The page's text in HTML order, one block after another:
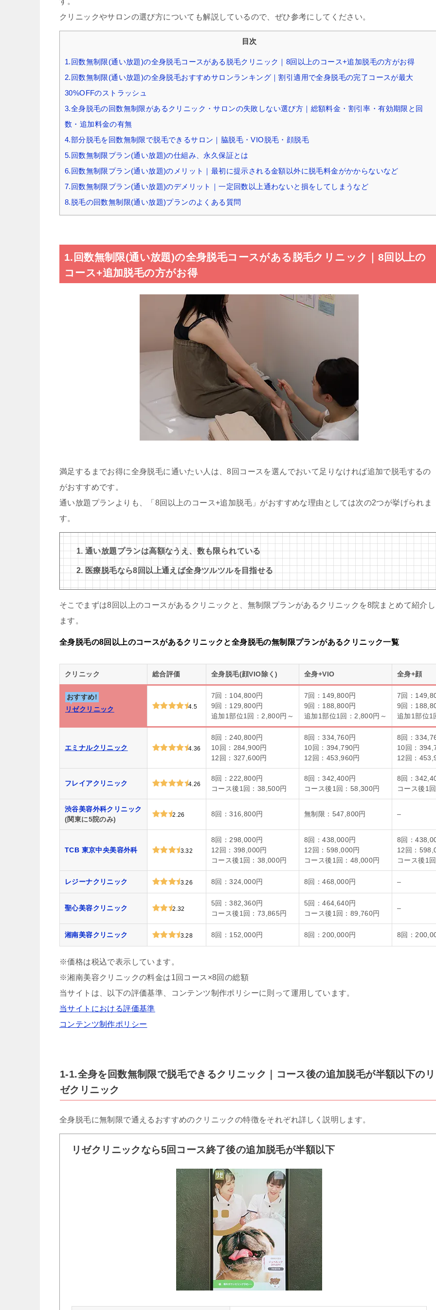
クリニックやサロンの選び方についても解説しているので、ぜひ参考にしてください。
目次
1.回数無制限(通い放題)の全身脱毛コースがある脱毛クリニック｜8回以上のコース+追加脱毛の方がお得
2.回数無制限(通い放題)の全身脱毛おすすめサロンランキング｜割引適用で全身脱毛の完了コースが最大
30%OFFのストラッシュ
3.全身脱毛の回数無制限があるクリニック・サロンの失敗しない選び方｜総額料金・割引率・有効期限と回
数・追加料金の有無
4.部分脱毛を回数無制限で脱毛できるサロン｜脇脱毛・VIO脱毛・顔脱毛
5.回数無制限プラン(通い放題)の仕組み、永久保証とは
6.回数無制限プラン(通い放題)のメリット｜最初に提示される金額以外に脱毛料金がかからないなど
7.回数無制限プラン(通い放題)のデメリット｜一定回数以上通わないと損をしてしまうなど
8.脱毛の回数無制限(通い放題)プランのよくある質問
1.回数無制限(通い放題)の全身脱毛コースがある脱毛クリニック｜8回以上の
コース+追加脱毛の方がお得
満足するまでお得に全身脱毛に通いたい人は、8回コースを選んでおいて足りなければ追加で脱毛するの
がおすすめです。
通い放題プランよりも、「8回以上のコース+追加脱毛」がおすすめな理由としては次の2つが挙げられま
す。
通い放題プランは高額なうえ、数も限られている
医療脱毛なら8回以上通えば全身ツルツルを目指せる
そこでまずは8回以上のコースがあるクリニックと、無制限プランがあるクリニックを8院まとめて紹介し
ます。
全身脱毛の8回以上のコースがあるクリニックと全身脱毛の無制限プランがあるクリニック一覧
クリニック 総合評価 全身脱毛(顔VIO除く) 全身+VIO 全身+顔
おすすめ!
リゼクリニック
4.5
7回：104,800円
9回：129,800円
追加1部位1回：2,800円～
7回：149,800円
9回：188,800円
追加1部位1回：2,800円～
7回：
9回：
追加1部位1
エミナルクリニック 4.36
8回：240,800円
10回：284,900円
12回：327,600円
8回：334,760円
10回：394,790円
12回：453,960円
8回：
10回：
12回：
フレイアクリニック 4.26
8回：222,800円
コース後1回：38,500円
8回：342,400円
コース後1回：58,300円
8回：
コース後1
渋谷美容外科クリニック
(関東に5院のみ)
2.26 8回：316,800円 無制限：547,800円 –
TCB 東京中央美容外科 3.32
8回：298,000円
12回：398,000円
コース後1回：38,000円
8回：438,000円
12回：598,000円
コース後1回：48,000円
8回：
12回：
コース後1
レジーナクリニック 3.26 8回：324,000円 8回：468,000円 –
聖心美容クリニック 2.32
5回：382,360円
コース後1回：73,865円
5回：464,640円
コース後1回：89,760円
–
湘南美容クリニック 3.28 8回：152,000円 8回：200,000円 8回：
※価格は税込で表示しています。
※湘南美容クリニックの料金は1回コース×8回の総額
当サイトは、以下の評価基準、コンテンツ制作ポリシーに則って運用しています。
当サイトにおける評価基準
コンテンツ制作ポリシー
1-1.全身を回数無制限で脱毛できるクリニック｜コース後の追加脱毛が半額以下のリ
ゼクリニック
全身脱毛に無制限で通えるおすすめのクリニックの特徴をそれぞれ詳しく説明します。
リゼクリニックなら5回コース終了後の追加脱毛が半額以下